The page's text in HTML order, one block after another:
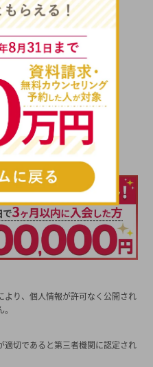
む
より、個人情報が許可なく公開され
適切であると第三者機関に認定され